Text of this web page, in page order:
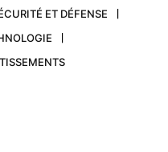
ET DÉFENSE